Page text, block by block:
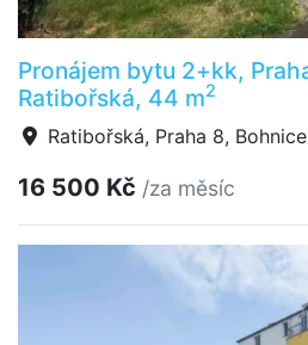
Pronájem bytu 2+kk,
Ratibořská, 44 m2
Ratibořská, Praha 8, Bohnice
16 500 Kč /za měsíc